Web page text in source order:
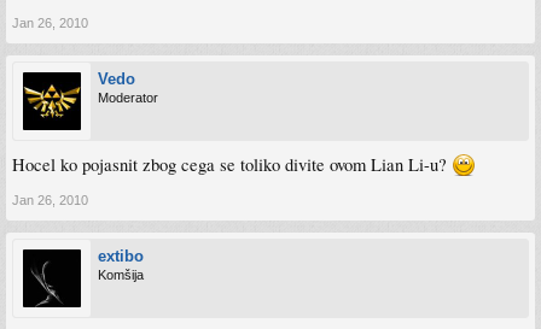
Jan 26, 2010
Vedo
Moderator
Hocel ko pojasnit zbog cega se toliko divite ovom Lian Li-u?
Jan 26, 2010
extibo
Komšija